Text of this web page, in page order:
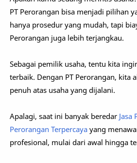
PT Perorangan bisa menjadi pilihan
hanya prosedur yang mudah, tapi
Perorangan juga lebih terjangkau.
Sebagai pemilik usaha, tentu kita
terbaik. Dengan PT Perorangan, kita
penuh atas usaha yang dijalani.
Apalagi, saat ini banyak beredar Jasa
Perorangan Terpercaya yang
profesional, mulai dari awal hingga